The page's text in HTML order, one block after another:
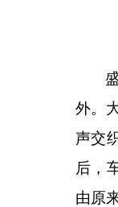
外。
声交
后，
由原